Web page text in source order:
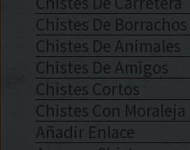
Chistes De Borrachos
Chistes De Animales
Chistes De Amigos
Chistes Cortos
Chistes Con Moraleja
Añadir Enlace